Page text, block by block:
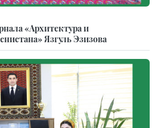
«Архитектура и
Язгуль Эзизова